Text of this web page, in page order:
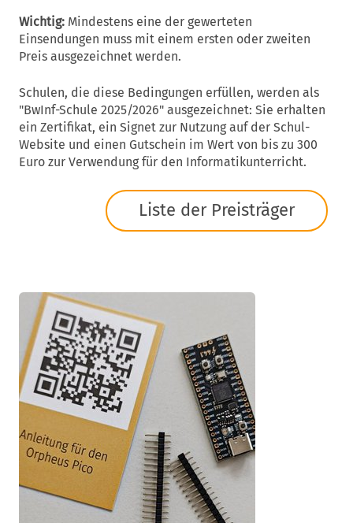
Wichtig: Mindestens eine der gewerteten
Einsendungen muss mit einem ersten oder zweiten
Preis ausgezeichnet werden.
Schulen, die diese Bedingungen erfüllen, werden als
"BwInf-Schule 2025/2026" ausgezeichnet: Sie erhalten
ein Zertifikat, ein Signet zur Nutzung auf der Schul-
Website und einen Gutschein im Wert von bis zu 300
Euro zur Verwendung für den Informatikunterricht.
Liste der Preisträger